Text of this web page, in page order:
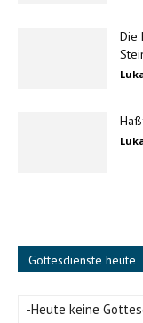
Die
Gottesdienste heute
-Heute keine